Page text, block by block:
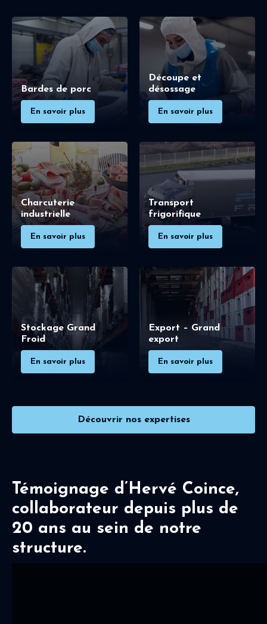
Bardes de porc
En savoir plus
Découpe et
désossage
En savoir plus
Charcuterie
industrielle
En savoir plus
Transport
frigorifique
En savoir plus
Stockage Grand
Froid
En savoir plus
Export – Grand
export
En savoir plus
Découvrir nos expertises
Témoignage d’Hervé Coince,
collaborateur depuis plus de
20 ans au sein de notre
structure.